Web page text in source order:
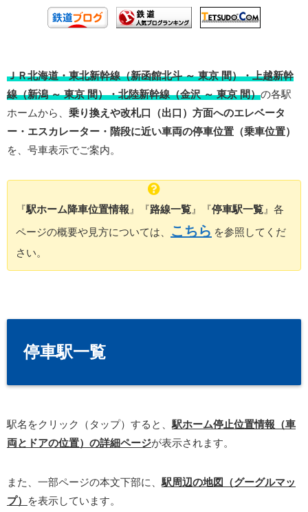
ＪＲ北海道・東北新幹線（新函館北斗 ～ 東京 間）・上越新幹
線（新潟 ～ 東京 間）・北陸新幹線（金沢 ～ 東京 間）の各駅
ホームから、 乗り換えや改札口（出口）方面へのエレベータ
ー・エスカレーター・階段に近い車両の停車位置（乗車位置）
を、号車表示でご案内。
『駅ホーム降車位置情報 』『路線一覧 』『停車駅一覧 』各
ページの概要や見方については、
こちら を参照してくだ
さい。
停車駅一覧
駅名をクリック（タップ）すると、 駅ホーム停止位置情報（車
両とドアの位置）の詳細ページが表示されます。
また、一部ページの本文下部に、 駅周辺の地図（グーグルマッ
プ）
を表示しています。